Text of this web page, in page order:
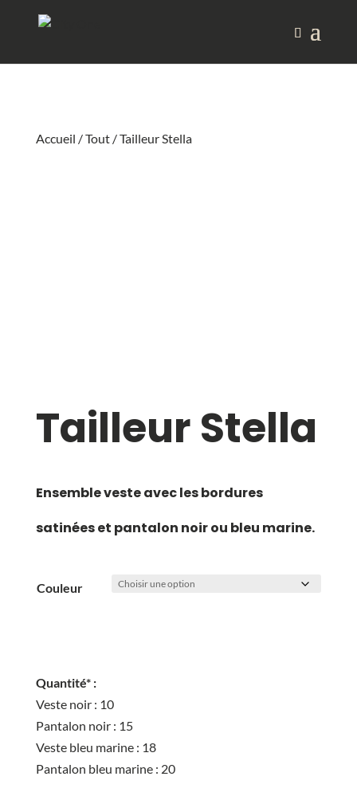
Accueil /Tout/ Tailleur Stella
Tailleur Stella
Ensemble veste avec les bordures
satinées et pantalon noir ou bleu marine.
Couleur
Quantité* :
Veste noir : 10
Pantalon noir : 15
Veste bleu marine : 18
Pantalon bleu marine : 20